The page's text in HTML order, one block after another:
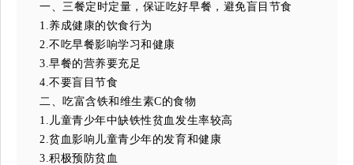
一、三餐定时定量，保证吃好早餐，避免盲目节食
1.养成健康的饮食行为
2.不吃早餐影响学习和健康
3.早餐的营养要充足
4.不要盲目节食
二、吃富含铁和维生素C的食物
1.儿童青少年中缺铁性贫血发生率较高
2.贫血影响儿童青少年的发育和健康
3.积极预防贫血